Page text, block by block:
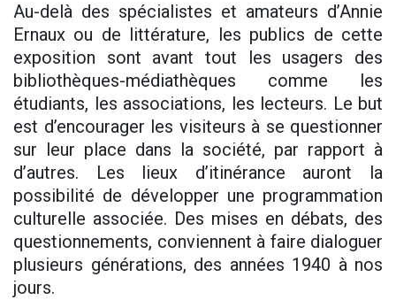
Au-delà des spécialistes et amateurs d’Annie
Ernaux ou de littérature, les publics de cette
exposition sont avant tout les usagers des
bibliothèques-médiathèques comme les
étudiants, les associations, les lecteurs. Le but
est d’encourager les visiteurs à se questionner
sur leur place dans la société, par rapport à
d’autres. Les lieux d’itinérance auront la
possibilité de développer une programmation
culturelle associée. Des mises en débats, des
questionnements, conviennent à faire dialoguer
plusieurs générations, des années 1940 à nos
jours.